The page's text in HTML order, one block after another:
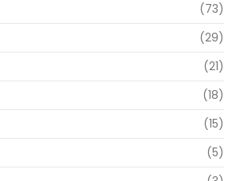
(73)
(29)
(21)
(18)
(15)
(5)